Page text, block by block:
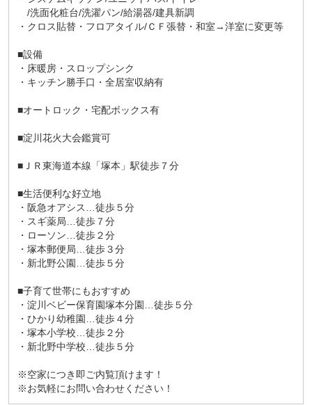
/洗面化粧台/洗濯パン/給湯器/建具新調
・クロス貼替・フロアタイル/ＣＦ張替・和室→洋室に変更等
■設備
・床暖房・スロップシンク
・キッチン勝手口・全居室収納有
■オートロック・宅配ボックス有
■淀川花火大会鑑賞可
■ＪＲ東海道本線「塚本」駅徒歩７分
■生活便利な好立地
・阪急オアシス…徒歩５分
・スギ薬局…徒歩７分
・ローソン…徒歩２分
・塚本郵便局…徒歩３分
・新北野公園…徒歩５分
■子育て世帯にもおすすめ
・淀川ベビー保育園塚本分園…徒歩５分
・ひかり幼稚園…徒歩４分
・塚本小学校…徒歩２分
・新北野中学校…徒歩５分
※空家につき即ご内覧頂けます！
※お気軽にお問い合わせください！